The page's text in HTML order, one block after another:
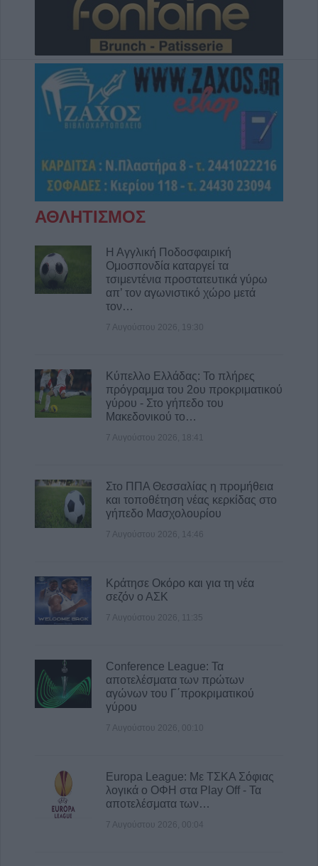
Παράταση απαγόρευση θήρας σε
συγκεκριμένες εκτάσεις του Δήμου
8 Αυγούστου 2026, 09:29
Το Σάββατο 8 Αυγούστου η κηδεία του
Λεωνίδα Μητρίτσα
58.370 δικαιούχους από 10 έως 14
Αυγούστου
Ο Δήμος Σοφάδων παρουσιάζει τον Λεωνίδα
8 Αυγούστου 2026, 09:09
Το εβδομαδιαίο πρόγραμμα (10-16/8) της
Κινητής Αστυνομικής Μονάδας στην Π.Ε.
8 Αυγούστου 2026, 08:22
και οι «χορηγίες» με θέμα τα κοινά μας
αγαθά"
8 Αυγούστου 2026, 08:17
Λαμία: Απατεώνες άρπαξαν μεγάλο
χρηματικό ποσό από ηλικιωμένη
ΑΘΛΗΤΙΣΜΟΣ
Η Αγγλική Ποδοσφαιρική
Ομοσπονδία καταργεί τα
τσιμεντένια προστατευτικά γύρω
απ’ τον αγωνιστικό χώρο μετά
τον…
7 Αυγούστου 2026, 19:30
Κύπελλο Ελλάδας: Το πλήρες
πρόγραμμα του 2ου προκριματικού
γύρου - Στο γήπεδο του
Μακεδονικού το…
7 Αυγούστου 2026, 18:41
Στο ΠΠΑ Θεσσαλίας η προμήθεια
και τοποθέτηση νέας κερκίδας στο
γήπεδο Μασχολουρίου
7 Αυγούστου 2026, 14:46
Κράτησε Οκόρο και για τη νέα
σεζόν ο ΑΣΚ
7 Αυγούστου 2026, 11:35
Conference League: Τα
αποτελέσματα των πρώτων
αγώνων του Γ΄προκριματικού
γύρου
7 Αυγούστου 2026, 00:10
Europa League: Με ΤΣΚΑ Σόφιας
λογικά ο ΟΦΗ στα Play Off - Τα
αποτελέσματα των…
7 Αυγούστου 2026, 00:04